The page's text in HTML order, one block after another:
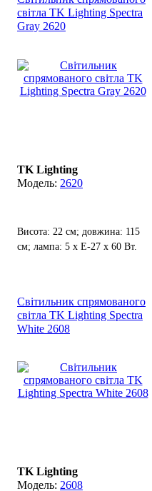
світла TK Lighting Spectra
Gray 2620
TK Lighting
2620
Висота: 22 см; довжина: 115
см; лампа: 5 х Е-27 х 60 Вт.
Світильник спрямованого
світла TK Lighting Spectra
White 2608
TK Lighting
2608